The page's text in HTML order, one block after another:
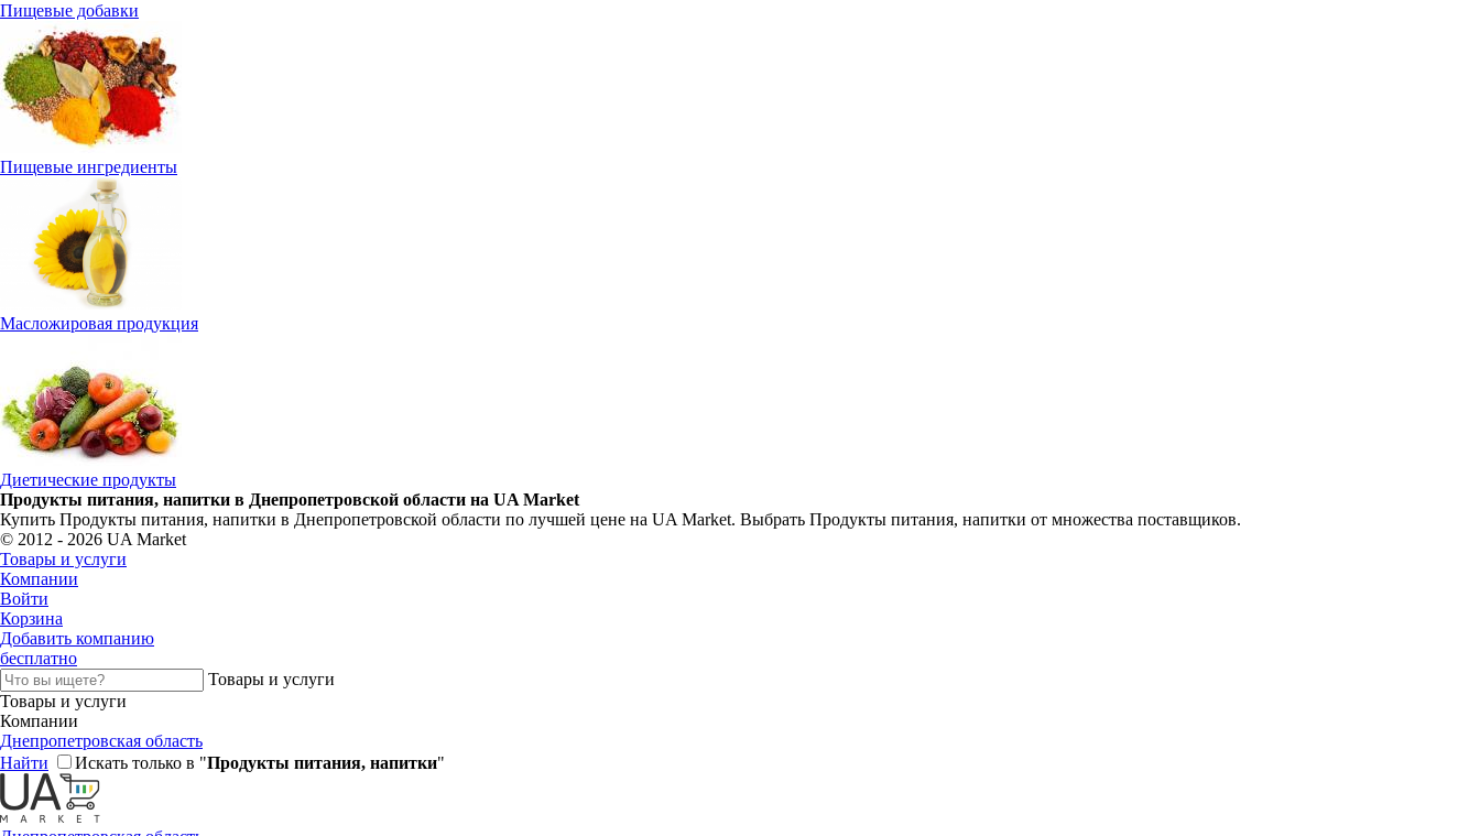
Пищевые добавки
Пищевые ингредиенты
Масложировая продукция
Диетические продукты
Продукты питания, напитки в Днепропетровской области на UA Market
Купить Продукты питания, напитки в Днепропетровской области по лучшей цене на UA Market. Выбрать Продукты питания, напитки от множества поставщиков.
© 2012 - 2026 UA Market
Товары и услуги
Компании
Войти
Корзина
Добавить компанию
бесплатно
Товары и услуги
Товары и услуги
Компании
Днепропетровская область
Найти
Искать только в "Продукты питания, напитки"